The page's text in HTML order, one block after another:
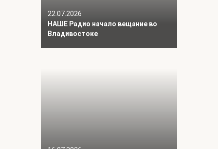
22.07.2026
НАШЕ Радио начало вещание во
Владивостоке